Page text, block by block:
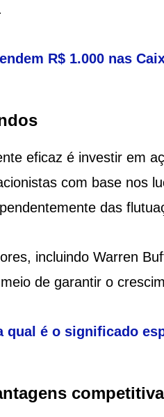
R$ 1.000 nas
eficaz é investir em
com base nos
das
incluindo Warren
de garantir o
qual é o significado